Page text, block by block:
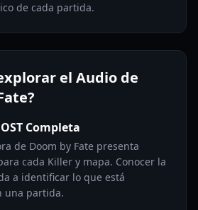
de cada partida.
el Audio de
Completa
de Doom by Fate presenta
cada Killer y mapa. Conocer la
a identificar lo que está
una partida.